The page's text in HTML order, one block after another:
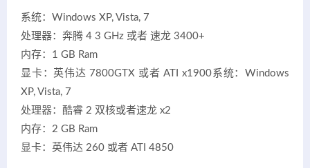
系统：Windows XP, Vista, 7
处理器：奔腾 4 3 GHz 或者 速龙 3400+
内存：1 GB Ram
显卡：英伟达 7800GTX 或者 ATI x1900系统：Windows
XP, Vista, 7
处理器：酷睿 2 双核或者速龙 x2
内存：2 GB Ram
显卡：英伟达 260 或者 ATI 4850